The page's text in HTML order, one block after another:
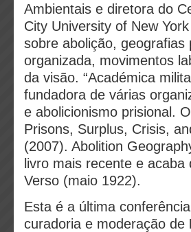
Ambientais e diretora do
City University of New
sobre abolição, geografias
organizada, movimentos
da visão. “Académica
fundadora de várias
e abolicionismo prisional.
Prisons, Surplus, Crisis,
(2007). Abolition
livro mais recente e
Verso (maio 1922).
Esta é a última
curadoria e moderação de